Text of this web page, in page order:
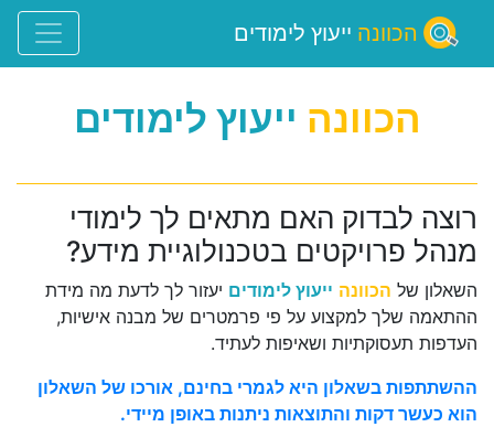
הכוונה ייעוץ לימודים
הכוונה ייעוץ לימודים
רוצה לבדוק האם מתאים לך לימודי
מנהל פרויקטים בטכנולוגיית מידע?
השאלון של הכוונה ייעוץ לימודים יעזור לך לדעת מה מידת
ההתאמה שלך למקצוע על פי פרמטרים של מבנה אישיות,
העדפות תעסוקתיות ושאיפות לעתיד.
ההשתתפות בשאלון היא לגמרי בחינם, אורכו של השאלון
הוא כעשר דקות והתוצאות ניתנות באופן מיידי.